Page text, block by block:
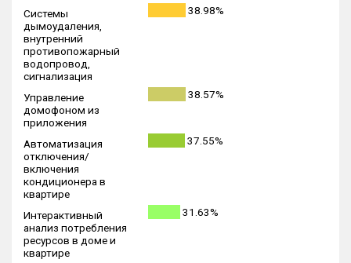
Системы
дымоудаления,
внутренний
противопожарный
водопровод,
сигнализация
38.98%
Управление
домофоном из
приложения
38.57%
Автоматизация
отключения/
включения
кондиционера в
квартире
37.55%
Интерактивный
анализ потребления
ресурсов в доме и
квартире
31.63%